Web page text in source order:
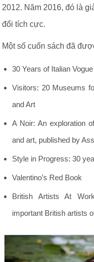
2012. Năm 2016, đó là
đổi tích cực.
Một số cuốn sách đã
30 Years of Italian Vogue
Visitors: 20 Museums
and Art
A Noir: An exploration
and art, published by
Style in Progress: 30
Valentino’s Red Book
British Artists At
important British artists